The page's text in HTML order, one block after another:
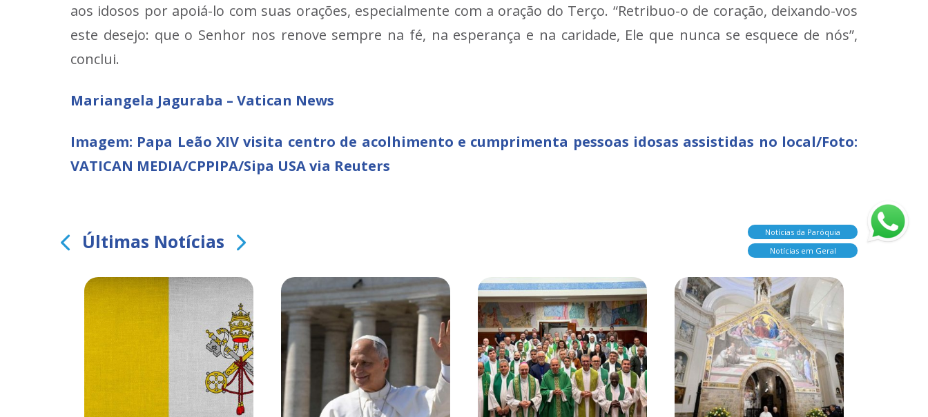
aos idosos por apoiá-lo com suas orações, especialmente com a oração do Terço. “Retribuo-o de coração, deixando-vos
este desejo: que o Senhor nos renove sempre na fé, na esperança e na caridade, Ele que nunca se esquece de nós”,
conclui.
Mariangela Jaguraba – Vatican News
Imagem: Papa Leão XIV visita centro de acolhimento e cumprimenta pessoas idosas assistidas no local/Foto:
VATICAN MEDIA/CPPIPA/Sipa USA via Reuters
Últimas Notícias
Notícias da Paróquia
Notícias em Geral